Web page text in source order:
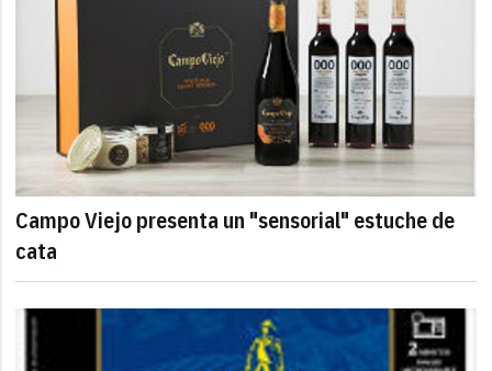
Campo Viejo presenta un "sensorial" estuche de
cata